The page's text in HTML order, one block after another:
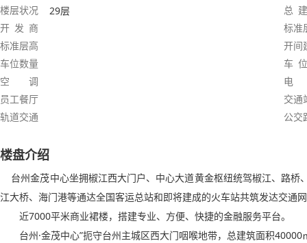
楼层状况
29层
总
开 发 商
标准
标准层高
开间
车位数量
车
空 调
电
员工餐厅
交通
轨道交通
公交
楼盘介绍
台州金茂中心坐拥椒江西大门户、中心大道黄金枢纽统驾椒江、路桥
江大桥、海门港等通达全国客运总站和即将建成的火车站共筑发达交通
近7000平米商业裙楼，搭建专业、方便、快捷的金融服务平台。
台州·金茂中心”扼守台州主城区西大门咽喉地带，总建筑面积40000